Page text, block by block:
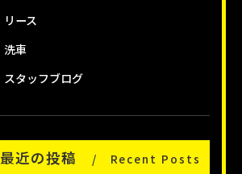
リース
洗車
スタッフブログ
最近の投稿 Recent Posts